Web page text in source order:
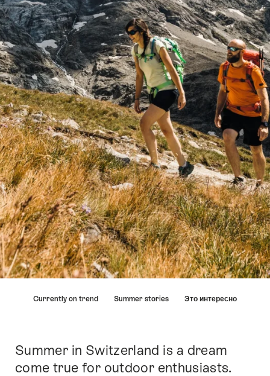
Currently on trend Summer stories Это интересно
Intro
Summer in Switzerland is a dream
come true for outdoor enthusiasts.